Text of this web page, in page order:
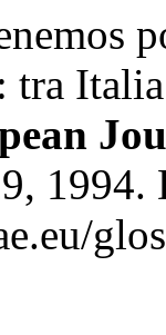
tra
1994.